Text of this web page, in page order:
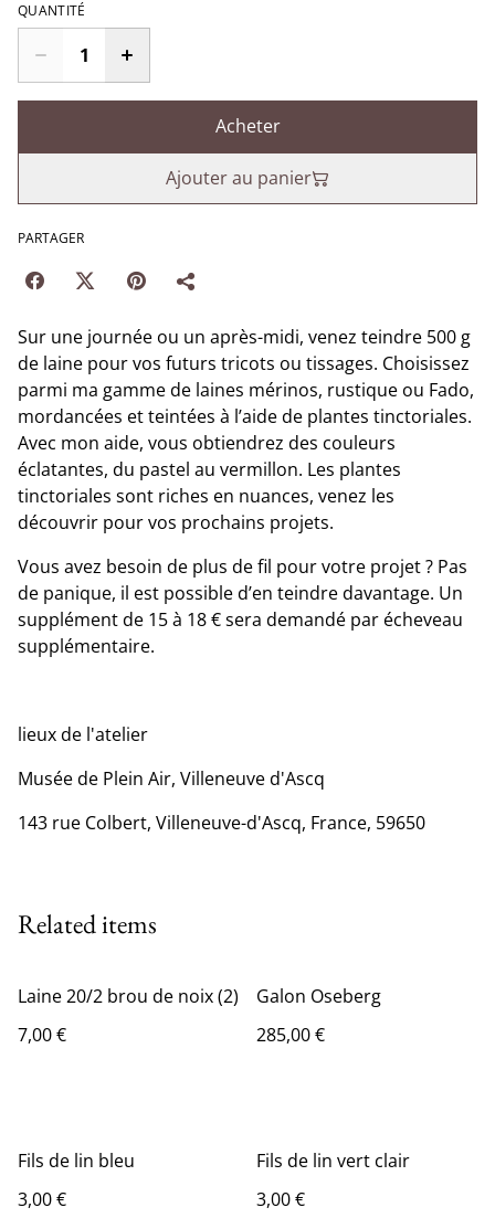
QUANTITÉ
Acheter
Ajouter au panier
PARTAGER
Sur une journée ou un après-midi, venez teindre 500 g
de laine pour vos futurs tricots ou tissages. Choisissez
parmi ma gamme de laines mérinos, rustique ou Fado,
mordancées et teintées à l’aide de plantes tinctoriales.
Avec mon aide, vous obtiendrez des couleurs
éclatantes, du pastel au vermillon. Les plantes
tinctoriales sont riches en nuances, venez les
découvrir pour vos prochains projets.
Vous avez besoin de plus de fil pour votre projet ? Pas
de panique, il est possible d’en teindre davantage. Un
supplément de 15 à 18 € sera demandé par écheveau
supplémentaire.
lieux de l'atelier
Musée de Plein Air, Villeneuve d'Ascq
143 rue Colbert, Villeneuve-d'Ascq, France, 59650
Related items
Laine 20/2 brou de noix (2)
7,00 €
Galon Oseberg
285,00 €
Fils de lin bleu
3,00 €
Fils de lin vert clair
3,00 €